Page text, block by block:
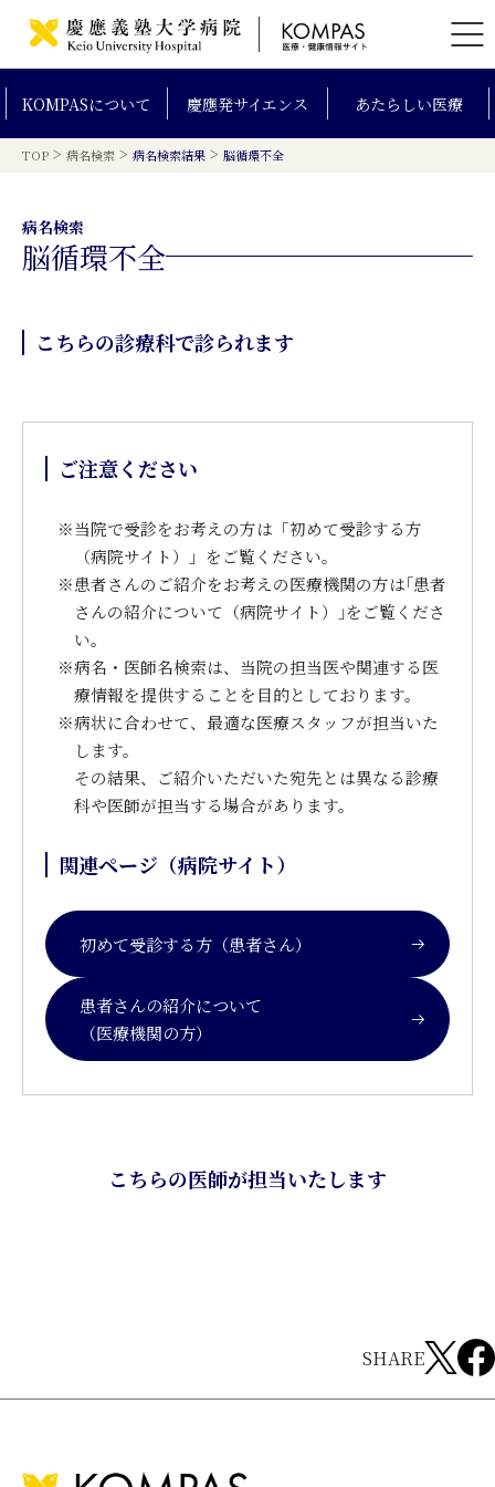
KOMPASについて 慶應発サイエンス あたらしい医療
TOP > 病名検索 > 病名検索結果 > 脳循環不全
病名検索
脳循環不全
こちらの診療科で診られます
ご注意ください
※当院で受診をお考えの方は「初めて受診する方
（病院サイト）」をご覧ください。
※患者さんのご紹介をお考えの医療機関の方は｢患者
さんの紹介について（病院サイト）｣をご覧くださ
い。
※病名・医師名検索は、当院の担当医や関連する医
療情報を提供することを目的としております。
※病状に合わせて、最適な医療スタッフが担当いた
します。
その結果、ご紹介いただいた宛先とは異なる診療
科や医師が担当する場合があります。
関連ページ（病院サイト）
初めて受診する方（患者さん）
患者さんの紹介について
（医療機関の方）
こちらの医師が担当いたします
SHARE